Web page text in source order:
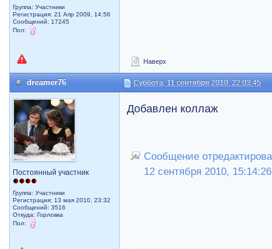
Группа: Участники
Регистрация: 21 Апр 2009, 14:56
Сообщений: 17245
Пол:
Наверх
dreamer76 Суббота, 11 сентября 2010, 22:03:45
Постоянный участник
Группа: Участники
Регистрация: 13 мая 2010, 23:32
Сообщений: 3516
Откуда: Горловка
Пол:
Добавлен коллаж
Сообщение
12 сентября 2010, 15:14:26